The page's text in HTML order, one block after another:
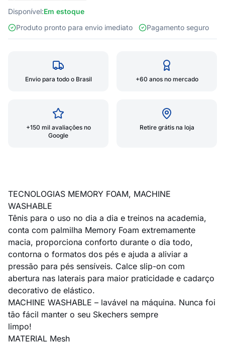
Disponível:Em estoque
Produto pronto para envio imediato
Pagamento seguro
Envio para todo o Brasil +60 anos no mercado
+150 mil avaliações no
Google
Retire grátis na loja
TECNOLOGIAS MEMORY FOAM, MACHINE
WASHABLE
Tênis para o uso no dia a dia e treinos na academia,
conta com palmilha Memory Foam extremamente
macia, proporciona conforto durante o dia todo,
contorna o formatos dos pés e ajuda a aliviar a
pressão para pés sensíveis. Calce slip-on com
abertura nas laterais para maior praticidade e cadarço
decorativo de elástico.
MACHINE WASHABLE – lavável na máquina. Nunca foi
tão fácil manter o seu Skechers sempre
limpo!
MATERIAL Mesh